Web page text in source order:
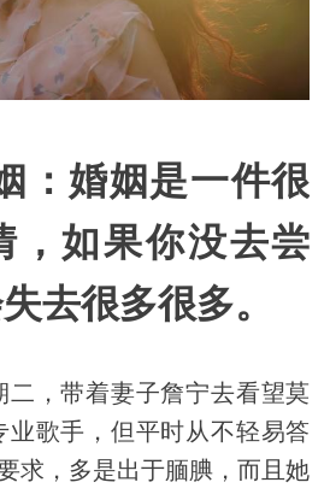
：婚姻是一件很
，如果你没去尝
去很多很多。
二，带着妻子詹宁去看望莫
业歌手，但平时从不轻易答
求，多是出于腼腆，而且她